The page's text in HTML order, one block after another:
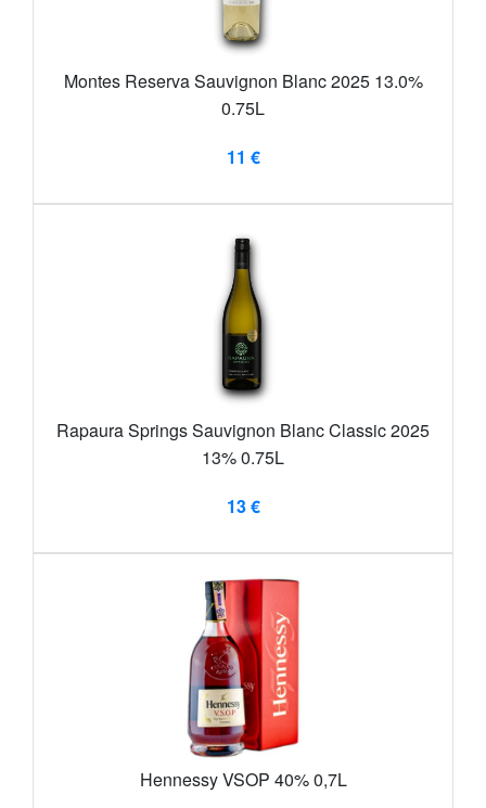
Montes Reserva Sauvignon Blanc 2025 13.0%
0.75L
11 €
Rapaura Springs Sauvignon Blanc Classic 2025
13% 0.75L
13 €
Hennessy VSOP 40% 0,7L